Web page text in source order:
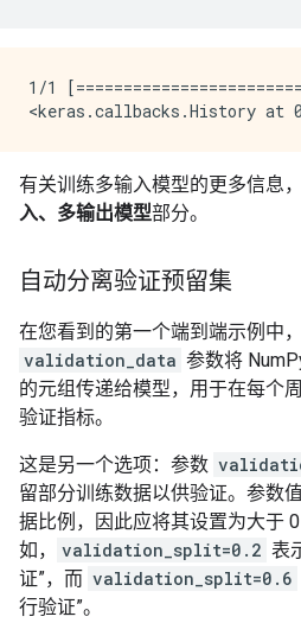
1/1
有关训练多输入模型的更多信息
入、多输出模型部分。
自动分离验证预留集
在您看到的第一个端到端示例中
validation_data 参数将
的元组传递给模型，用于在每个
验证指标。
这是另一个选项：参数
留部分训练数据以供验证。参数
据比例，因此应将其设置为大于
如，
validation_split=0.2 表
证”，而 validation_split=0.6
行验证”。